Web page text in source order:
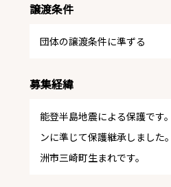
譲渡条件
団体の譲渡条件に準ずる
募集経緯
能登半島地震による保護です
ンに準じて保護継承しました
洲市三崎町生まれです。